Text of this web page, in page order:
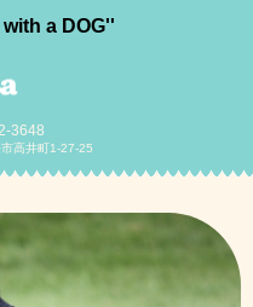
a DOG''
3648
高井町1-27-25